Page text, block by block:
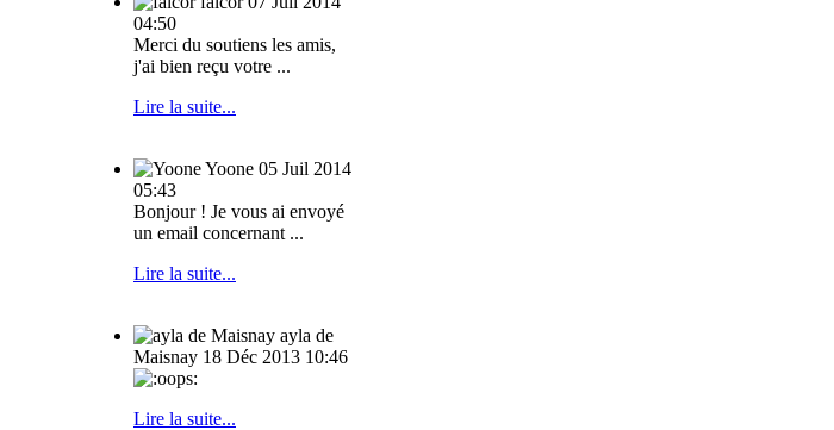
04:50
Merci du soutiens les amis,
j'ai bien reçu votre ...
Lire la suite...
Yoone 05 Juil 2014
05:43
Bonjour ! Je vous ai envoyé
un email concernant ...
Lire la suite...
ayla de
Maisnay 18 Déc 2013 10:46
Lire la suite...